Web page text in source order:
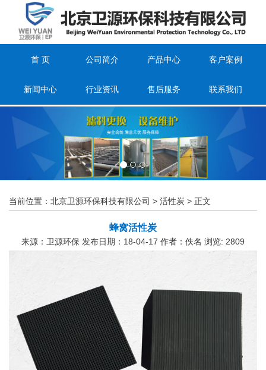
首 页 公司简介 产品中心 客户案例
新闻中心 行业资讯 售后服务 联系我们
当前位置： 北京卫源环保科技有限公司 > 活性炭 > 正文
蜂窝活性炭
来源：卫源环保 发布日期：18-04-17 作者：佚名 浏览: 2809